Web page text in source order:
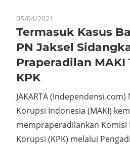
05/04/2021
Termasuk Kasus
PN Jaksel
Praperadilan MAKI
KPK
JAKARTA
Korupsi Indonesia (MAKI)
mempraperadilankan Komisi
Korupsi (KPK) melalui